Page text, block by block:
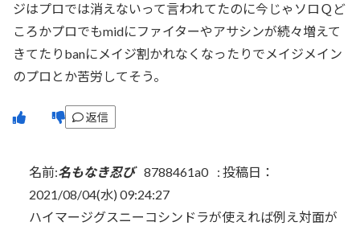
ジはプロでは消えないって言われてたのに今じゃソロＱど
ころかプロでもmidにファイターやアサシンが続々増えて
きてたりbanにメイジ割かれなくなったりでメイジメイン
のプロとか苦労してそう。
返信
名前:名もなき忍び 8788461a0 : 投稿日：
2021/08/04(水) 09:24:27
ハイマージグスニーコシンドラが使えれば例え対面が